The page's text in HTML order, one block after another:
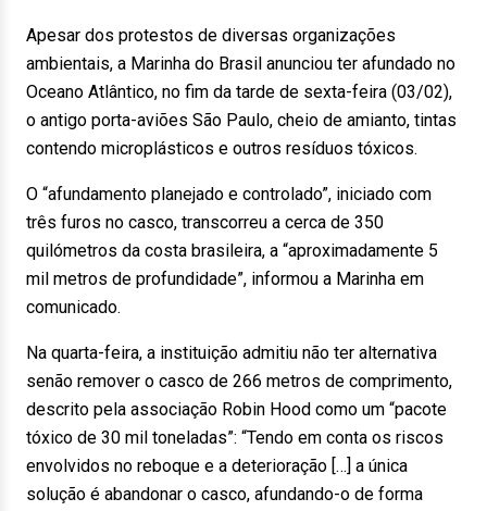
Apesar dos protestos de diversas organizações
ambientais, a Marinha do Brasil anunciou ter afundado no
Oceano Atlântico, no fim da tarde de sexta-feira (03/02),
o antigo porta-aviões São Paulo, cheio de amianto, tintas
contendo microplásticos e outros resíduos tóxicos.
O “afundamento planejado e controlado”, iniciado com
três furos no casco, transcorreu a cerca de 350
quilómetros da costa brasileira, a “aproximadamente 5
mil metros de profundidade”, informou a Marinha em
comunicado.
Na quarta-feira, a instituição admitiu não ter alternativa
senão remover o casco de 266 metros de comprimento,
descrito pela associação Robin Hood como um “pacote
tóxico de 30 mil toneladas”: “Tendo em conta os riscos
envolvidos no reboque e a deterioração […] a única
solução é abandonar o casco, afundando-o de forma